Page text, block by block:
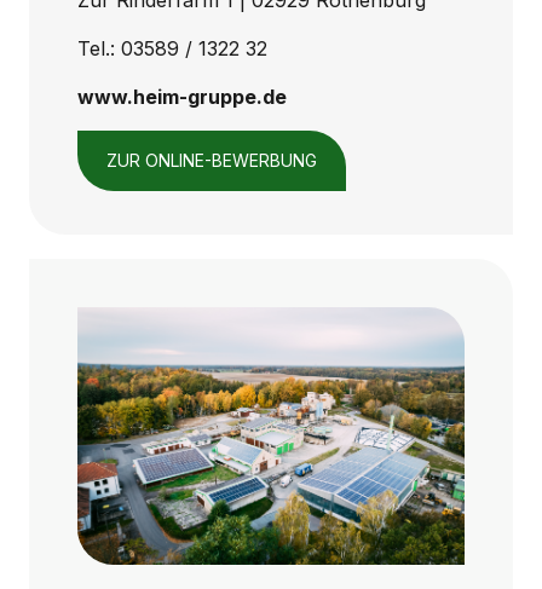
Tel.: 03589 / 1322 32
www.heim-gruppe.de
ZUR ONLINE-BEWERBUNG